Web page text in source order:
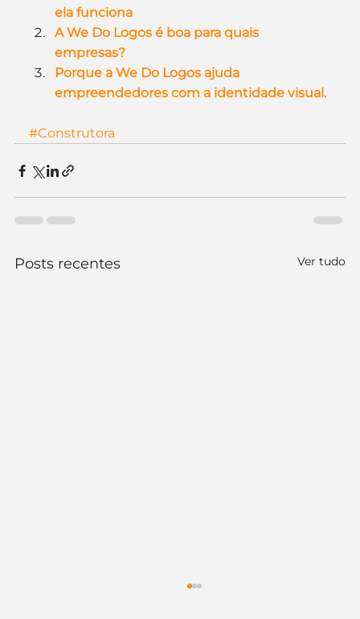
ela funciona
A We Do Logos é boa para quais
empresas?
Porque a We Do Logos ajuda
empreendedores com a identidade visual.
#Construtora
Posts recentes Ver tudo